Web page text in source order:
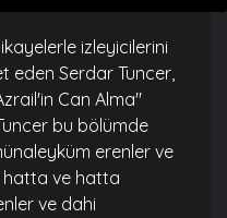
izleyicilerini
eden Serdar Tuncer,
Can Alma"
bu bölümde
erenler ve
hatta ve hatta
ve dahi